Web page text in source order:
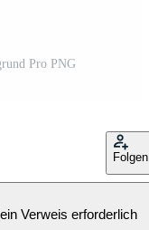
Pro PNG
Folgen
Verweis erforderlich